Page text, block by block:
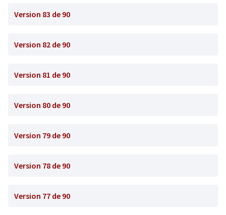
Version 83 de 90
Version 82 de 90
Version 81 de 90
Version 80 de 90
Version 79 de 90
Version 78 de 90
Version 77 de 90